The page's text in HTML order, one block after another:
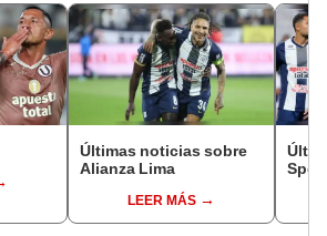
Últimas noticias sobre
Alianza Lima
LEER MÁS